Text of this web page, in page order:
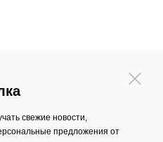
свежие новости,
предложения от